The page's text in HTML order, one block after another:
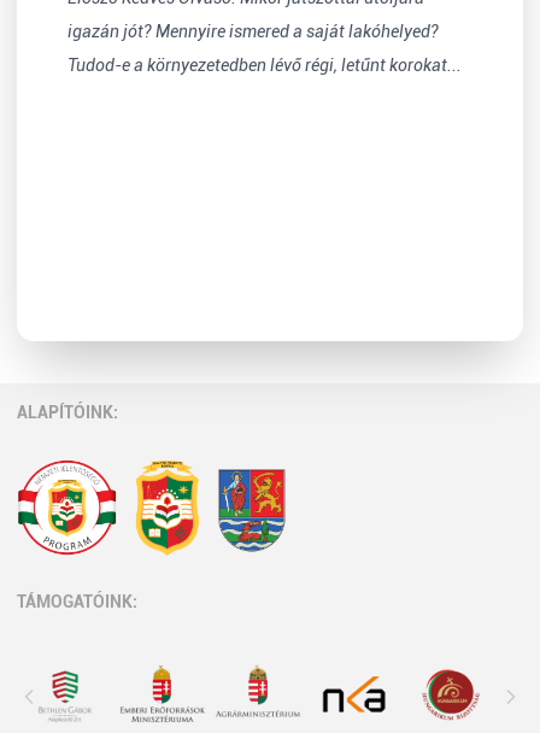
igazán jót? Mennyire ismered a saját lakóhelyed?
Tudod-e a környezetedben lévő régi, letűnt korokat...
ALAPÍTÓINK:
TÁMOGATÓINK: